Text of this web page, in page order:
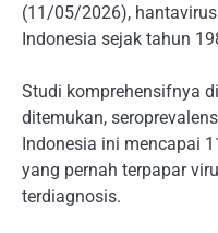
(11/05/2026),
Indonesia sejak tahun
Studi komprehensifnya
ditemukan,
Indonesia ini mencapai
yang pernah terpapar
terdiagnosis.